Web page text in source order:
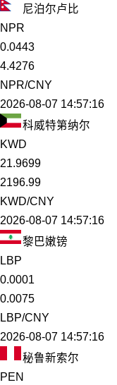
尼泊尔卢比
NPR
0.0443
4.4276
NPR/CNY
2026-08-07 14:57:16
科威特第纳尔
KWD
21.9699
2196.99
KWD/CNY
2026-08-07 14:57:16
黎巴嫩镑
LBP
0.0001
0.0075
LBP/CNY
2026-08-07 14:57:16
秘鲁新索尔
PEN